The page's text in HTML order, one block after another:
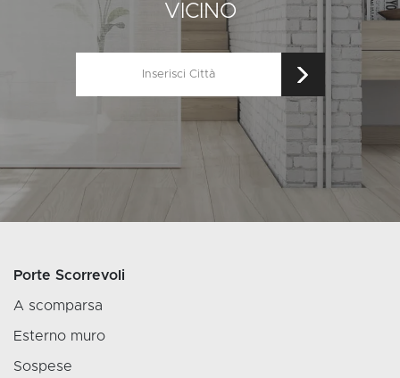
VICINO
Porte Scorrevoli
A scomparsa
Esterno muro
Sospese